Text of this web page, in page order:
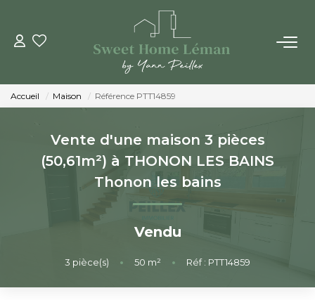
ACHETER
PROGRAMMES NEUFS
ESTIMER EN LIGNE
LES AGENCES
Accueil Maison Référence PTT14859
Vente d'une maison 3 pièces
(50,61m²) à THONON LES BAINS
Thonon les bains
Vendu
3 pièce(s) • 50 m² • Réf : PTT14859